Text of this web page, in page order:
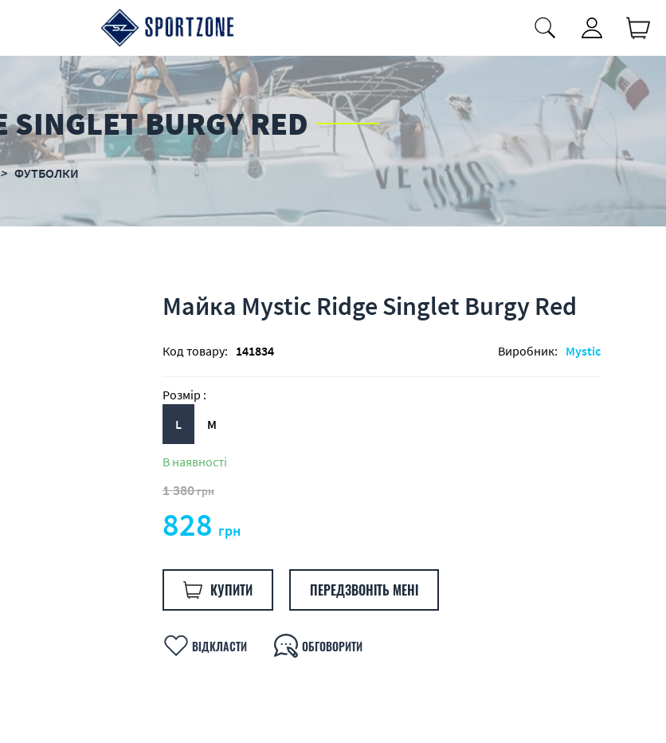
BURGY RED
ФУТБОЛКИ
Майка Mystic Ridge Singlet Burgy Red
Код товару: 141834 Виробник: Mystic
Розмір :
L
M
В наявності
1 380грн
828 грн
КУПИТИ ПЕРЕДЗВОНІТЬ МЕНІ
ВІДКЛАСТИ ОБГОВОРИТИ